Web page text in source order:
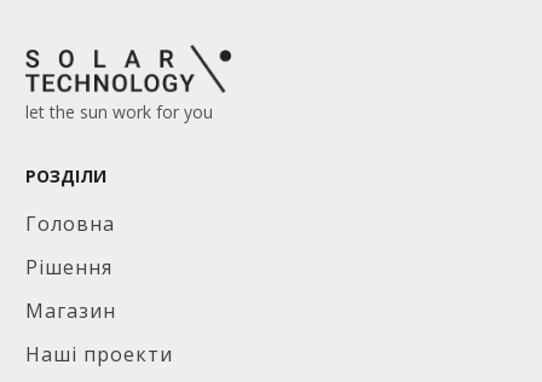
let the sun work for you
РОЗДІЛИ
Головна
Рішення
Магазин
Наші проекти